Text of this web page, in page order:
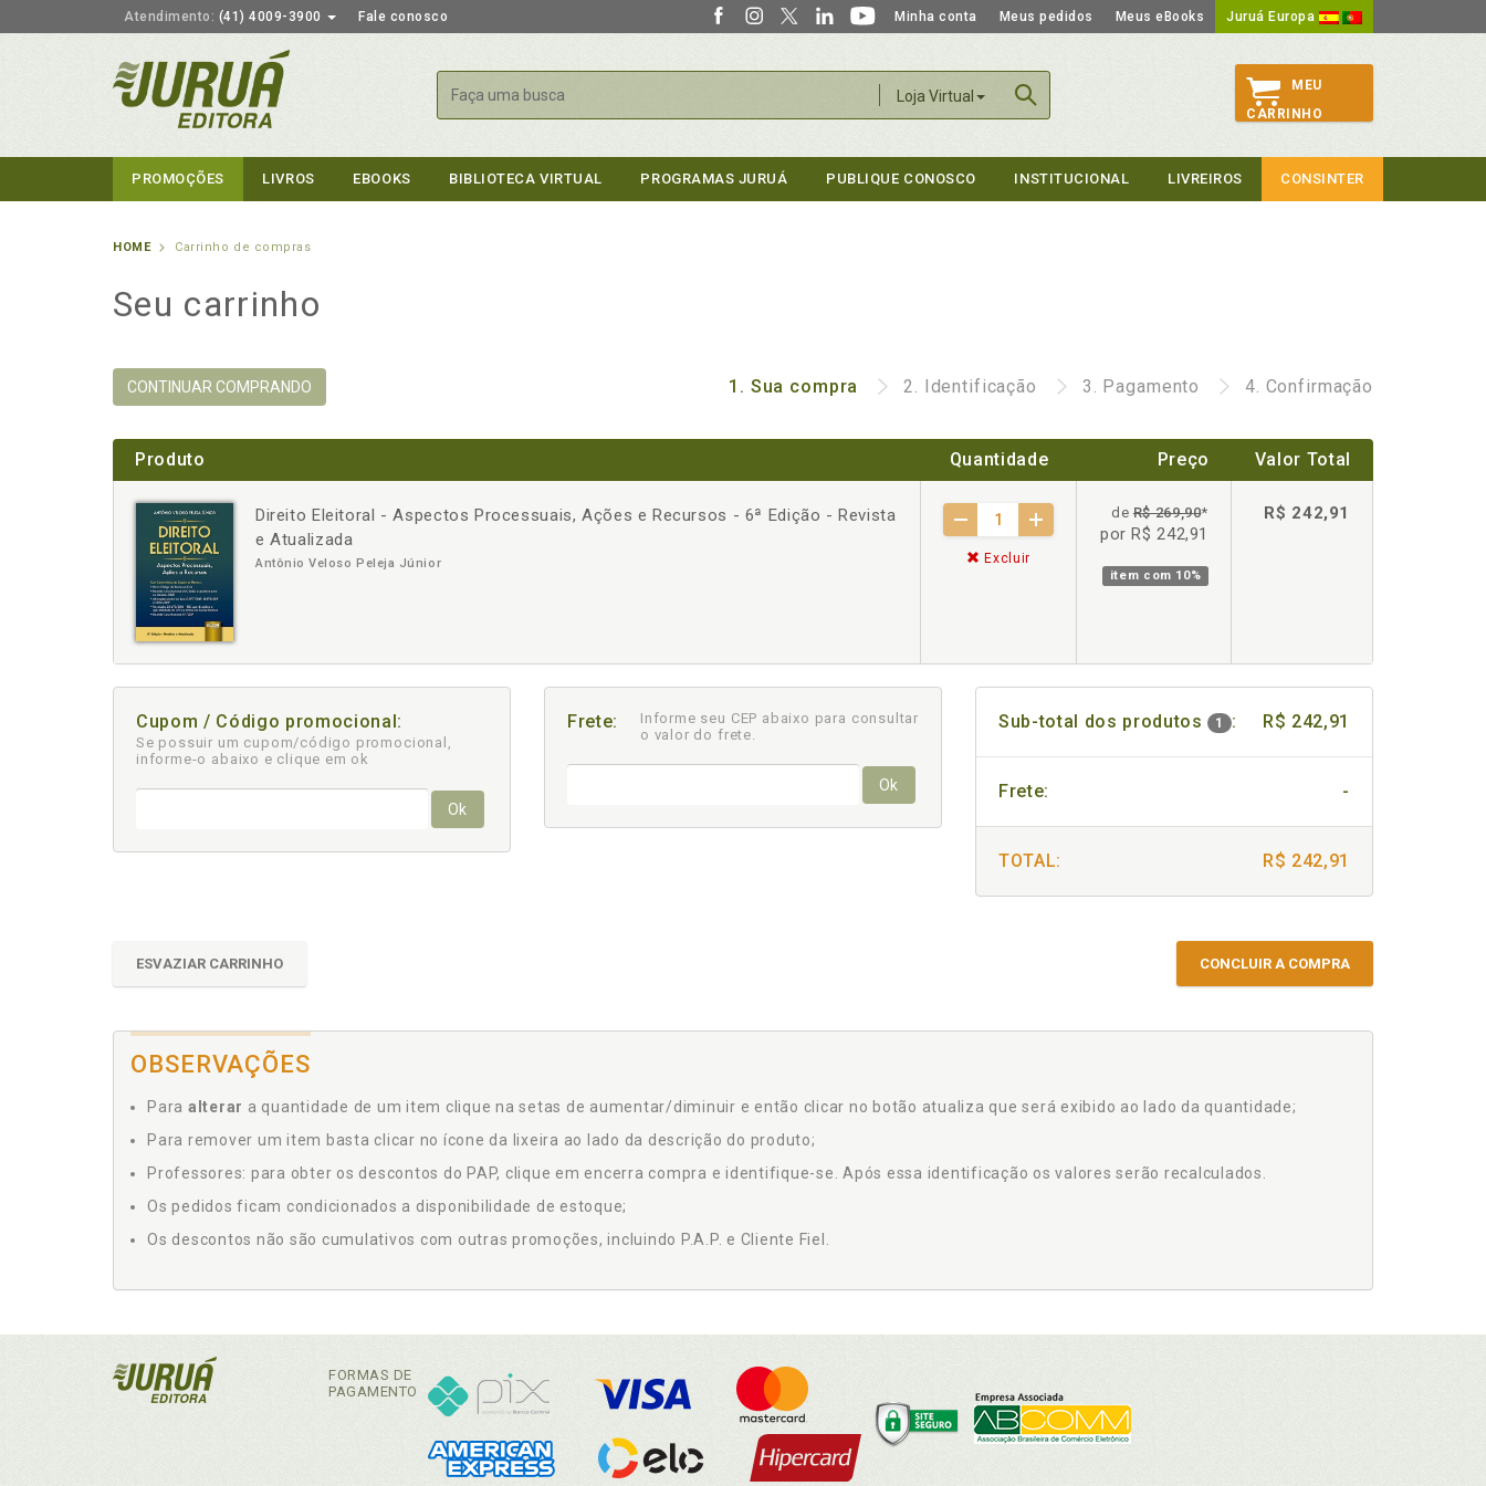
Atendimento: (41) 4009-3900 Fale conosco Minha conta Meus pedidos Meus eBooks Juruá Europa
Loja Virtual
Buscar
MEU
CARRINHO
PROMOÇÕES LIVROS EBOOKS BIBLIOTECA VIRTUAL PROGRAMAS JURUÁ PUBLIQUE CONOSCO INSTITUCIONAL LIVREIROS CONSINTER
HOME Carrinho de compras
Seu carrinho
CONTINUAR COMPRANDO 1. Sua compra 2. Identificação 3. Pagamento 4. Confirmação
Produto Quantidade Preço Valor Total
Direito Eleitoral - Aspectos Processuais, Ações e Recursos - 6ª Edição - Revista
e Atualizada
Antônio Veloso Peleja Júnior
- +
Excluir
deR$ 269,90*
por R$ 242,91
item com 10%
R$ 242,91
Cupom / Código promocional:
Se possuir um cupom/código promocional,
informe-o abaixo e clique em ok
Ok
Frete:
Informe seu CEP abaixo para consultar
o valor do frete.
Ok
Sub-total dos produtos 1 : R$ 242,91
Frete: -
TOTAL: R$ 242,91
ESVAZIAR CARRINHO CONCLUIR A COMPRA
OBSERVAÇÕES
Para alterar a quantidade de um item clique na setas de aumentar/diminuir e então clicar no botão atualiza que será exibido ao lado da quantidade;
Para remover um item basta clicar no ícone da lixeira ao lado da descrição do produto;
Professores: para obter os descontos do PAP, clique em encerra compra e identifique-se. Após essa identificação os valores serão recalculados.
Os pedidos ficam condicionados a disponibilidade de estoque;
Os descontos não são cumulativos com outras promoções, incluindo P.A.P. e Cliente Fiel.
FORMAS DE
PAGAMENTO